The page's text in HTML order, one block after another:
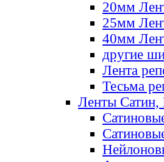
20мм
25мм
40мм
другие
Лента
Тесьма
Ленты Сатин,